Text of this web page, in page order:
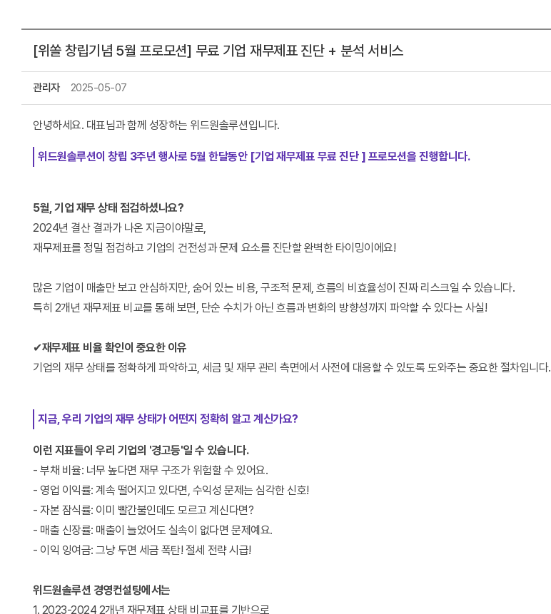
[위쏠 창립기념 5월 프로모션] 무료 기업 재무제표 진단 + 분석 서비스
관리자 2025-05-07
안녕하세요. 대표님과 함께 성장하는 위드원솔루션입니다.
위드원솔루션이 창립 3주년 행사로 5월 한달동안 [기업 재무제표 무료 진단 ] 프로모션을 진행합니다.
5월, 기업 재무 상태 점검하셨나요?
2024년 결산 결과가 나온 지금이야말로,
재무제표를 정밀 점검하고 기업의 건전성과 문제 요소를 진단할 완벽한 타이밍이에요!
많은 기업이 매출만 보고 안심하지만, 숨어 있는 비용, 구조적 문제, 흐름의 비효율성이 진짜 리스크일 수 있습니다.
특히 2개년 재무제표 비교를 통해 보면, 단순 수치가 아닌 흐름과 변화의 방향성까지 파악할 수 있다는 사실!
✔재무제표 비율 확인이 중요한 이유
기업의 재무 상태를 정확하게 파악하고, 세금 및 재무 관리 측면에서 사전에 대응할 수 있도록 도와주는 중요한 절차입니다.
지금, 우리 기업의 재무 상태가 어떤지 정확히 알고 계신가요?
이런 지표들이 우리 기업의 '경고등'일 수 있습니다.
- 부채 비율: 너무 높다면 재무 구조가 위험할 수 있어요.
- 영업 이익률: 계속 떨어지고 있다면, 수익성 문제는 심각한 신호!
- 자본 잠식률: 이미 빨간불인데도 모르고 계신다면?
- 매출 신장률: 매출이 늘었어도 실속이 없다면 문제예요.
- 이익 잉여금: 그냥 두면 세금 폭탄! 절세 전략 시급!
위드원솔루션 경영컨설팅에서는
1. 2023-2024 2개년 재무제표 상태 비교표를 기반으로